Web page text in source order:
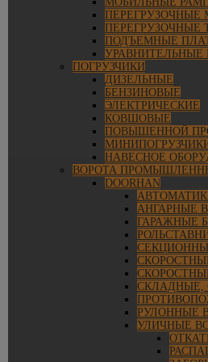
ПЕРЕГРУЗОЧНЫЕ
ПЕРЕГРУЗОЧНЫЕ
ПОДЪЕМНЫЕ
ПОГРУЗЧИКИ
ДИЗЕЛЬНЫЕ
БЕНЗИНОВЫЕ
ЭЛЕКТРИЧЕСКИЕ
КОВШОВЫЕ
ПОВЫШЕННОЙ
НАВЕСНОЕ
ВОРОТА
DOORHAN
АНГАРНЫЕ
ГАРАЖНЫЕ
СКЛАДНЫЕ,
РУЛОННЫЕ
УЛИЧНЫЕ